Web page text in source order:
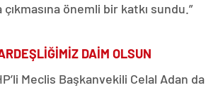
çıkmasına önemli bir katkı sundu.”
DAİM OLSUN
Meclis Başkanvekili Celal Adan da